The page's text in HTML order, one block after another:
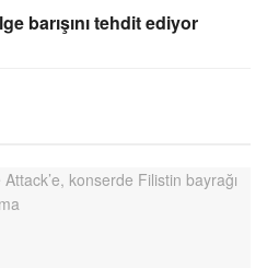
barışını tehdit ediyor